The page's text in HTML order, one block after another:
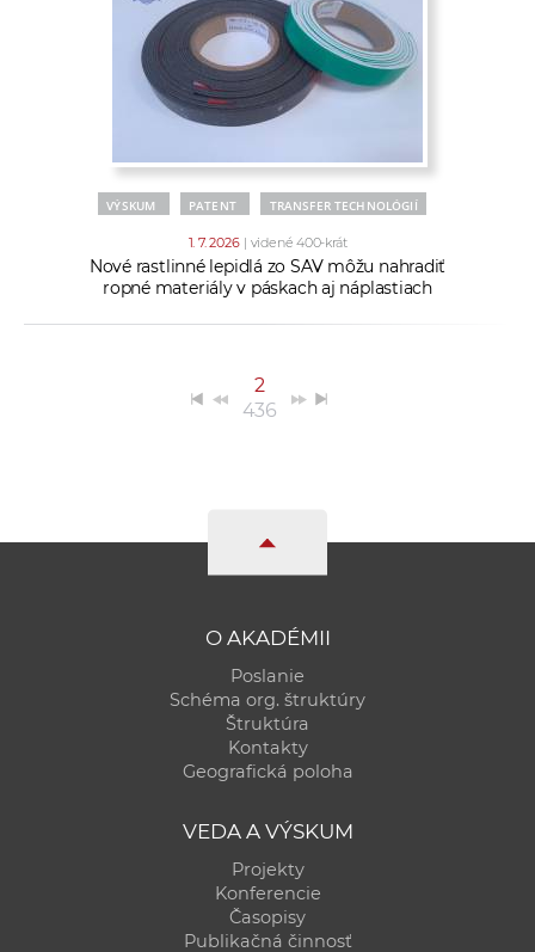
VÝSKUM PATENT TRANSFER TECHNOLÓGIÍ
1. 7. 2026 | videné 400-krát
Nové rastlinné lepidlá zo SAV môžu nahradiť
ropné materiály v páskach aj náplastiach
2
436
O AKADÉMII
Poslanie
Schéma org. štruktúry
Štruktúra
Kontakty
Geografická poloha
VEDA A VÝSKUM
Projekty
Konferencie
Časopisy
Publikačná činnosť